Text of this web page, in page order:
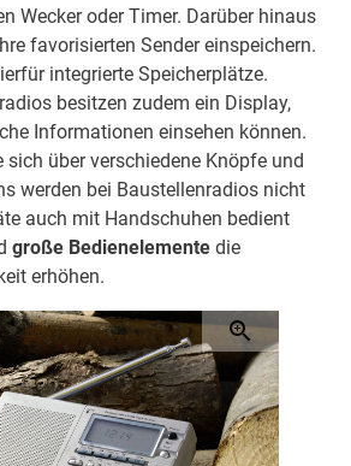
Wecker oder Timer. Darüber hinaus
favorisierten Sender einspeichern.
integrierte Speicherplätze.
besitzen zudem ein Display,
Informationen einsehen können.
sich über verschiedene Knöpfe und
werden bei Baustellenradios nicht
auch mit Handschuhen bedient
große Bedienelemente die
erhöhen.